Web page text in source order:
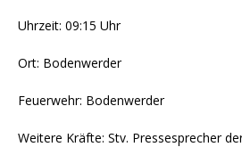
Uhrzeit: 09:15 Uhr
Ort: Bodenwerder
Feuerwehr: Bodenwerder
Weitere Kräfte: Stv. Pressesprecher